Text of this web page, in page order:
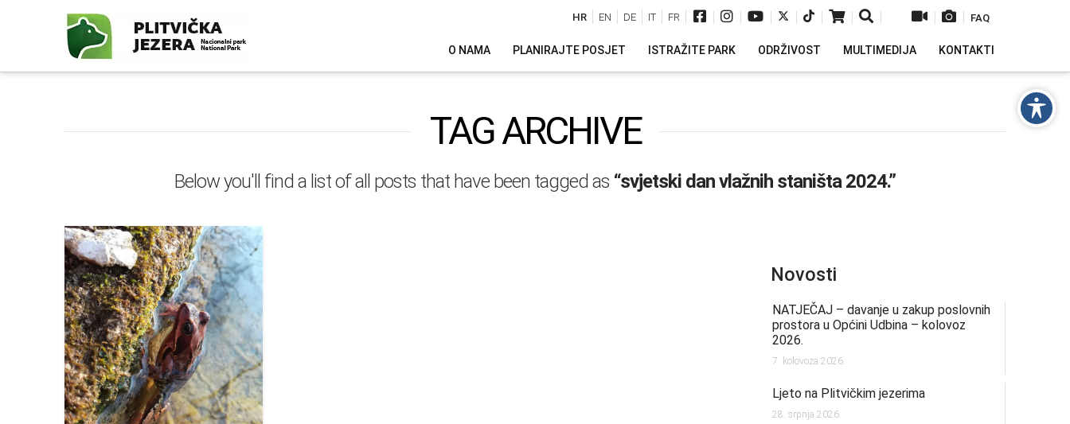
| | | | | | | | | FAQ
HR EN DE IT FR
O NAMA PLANIRAJTE POSJET ISTRAŽITE PARK ODRŽIVOST MULTIMEDIJA KONTAKTI
TAG ARCHIVE
Below you'll find a list of all posts that have been tagged as “svjetski dan vlažnih staništa 2024.”
Novosti
NATJEČAJ – davanje u zakup poslovnih
prostora u Općini Udbina – kolovoz
2026.
7. kolovoza 2026.
Ljeto na Plitvičkim jezerima
28. srpnja 2026.